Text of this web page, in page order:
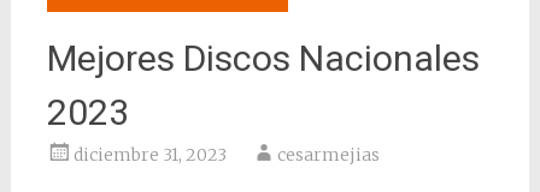
Mejores Discos Nacionales
2023
diciembre 31, 2023 cesarmejias